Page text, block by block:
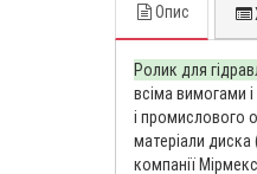
Опис
Ролик для
всіма вимогами
і промислового
матеріали диска
компанії